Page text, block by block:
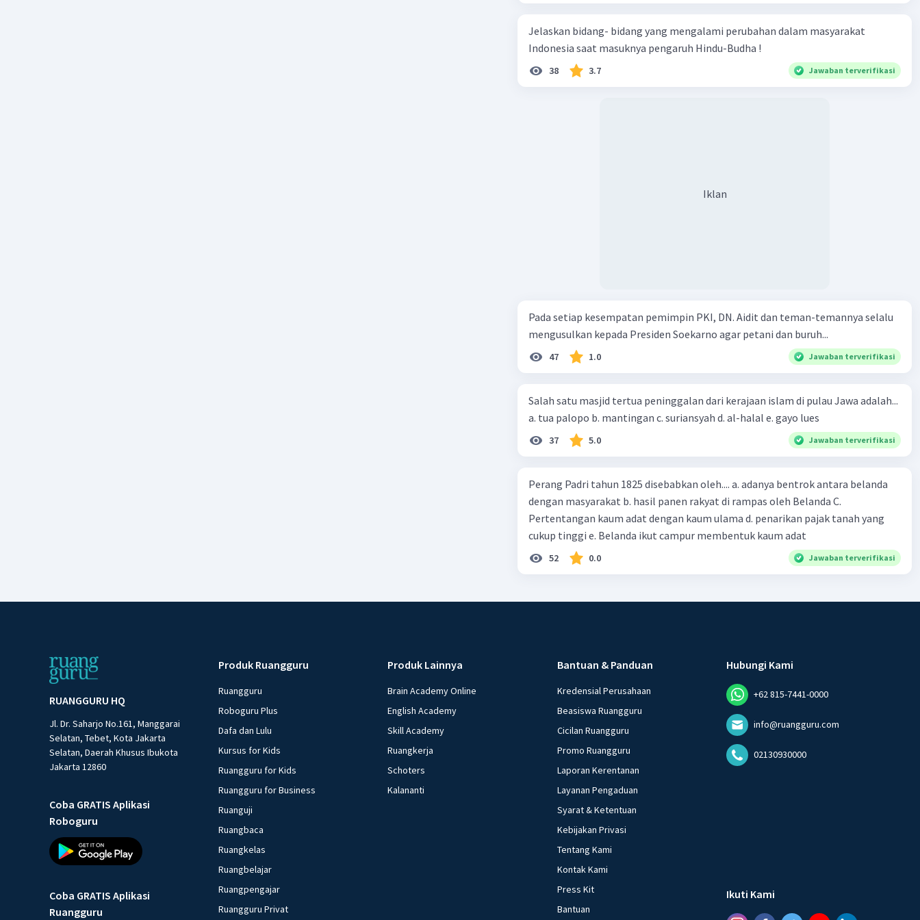
Menjadi sarana promosi budaya suatu kelompok masyarakat.
Berikut adalah beberapa contoh pameran etnografika yang pernah
diselenggarakan di Indonesia:
oleh Galeri Nasional Indonesia pada tahun 2022. Pameran ini
Pameran etnografika merupakan salah satu cara yang efektif untuk
memperkenalkan budaya suatu kelompok masyarakat kepada
Beri Rating·0.0(0) Balas
Jelaskan bidang- bidang yang mengalami perubahan dalam masyarakat
Indonesia saat masuknya pengaruh Hindu-Budha !
38 3.7 Jawaban terverifikasi
Iklan
Pada setiap kesempatan pemimpin PKI, DN. Aidit dan teman-temannya selalu
mengusulkan kepada Presiden Soekarno agar petani dan buruh...
47 1.0 Jawaban terverifikasi
Salah satu masjid tertua peninggalan dari kerajaan islam di pulau Jawa adalah...
a. tua palopo b. mantingan c. suriansyah d. al-halal e. gayo lues
37 5.0 Jawaban terverifikasi
Perang Padri tahun 1825 disebabkan oleh.... a. adanya bentrok antara belanda
dengan masyarakat b. hasil panen rakyat di rampas oleh Belanda C.
Pertentangan kaum adat dengan kaum ulama d. penarikan pajak tanah yang
cukup tinggi e. Belanda ikut campur membentuk kaum adat
52 0.0 Jawaban terverifikasi
RUANGGURU HQ
Jl. Dr. Saharjo No.161, Manggarai
Selatan, Tebet, Kota Jakarta
Selatan, Daerah Khusus Ibukota
Jakarta 12860
Coba GRATIS Aplikasi
Roboguru
Coba GRATIS Aplikasi
Ruangguru
Produk Ruangguru
Ruangguru
Roboguru Plus
Dafa dan Lulu
Kursus for Kids
Ruangguru for Kids
Ruangguru for Business
Ruanguji
Ruangbaca
Ruangkelas
Ruangbelajar
Ruangpengajar
Ruangguru Privat
Produk Lainnya
Brain Academy Online
English Academy
Skill Academy
Ruangkerja
Schoters
Kalananti
Bantuan & Panduan
Kredensial Perusahaan
Beasiswa Ruangguru
Cicilan Ruangguru
Promo Ruangguru
Laporan Kerentanan
Layanan Pengaduan
Syarat & Ketentuan
Kebijakan Privasi
Tentang Kami
Kontak Kami
Press Kit
Bantuan
Hubungi Kami
+62 815-7441-0000
info@ruangguru.com
02130930000
Ikuti Kami